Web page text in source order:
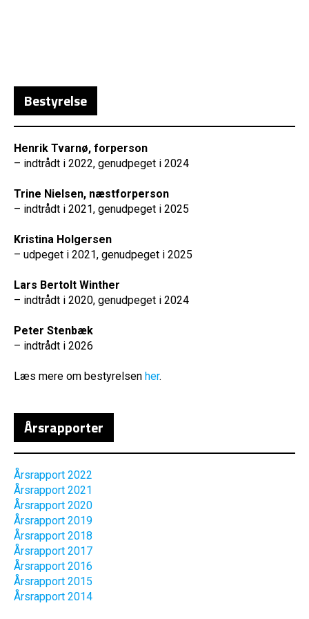
Bestyrelse
Henrik Tvarnø, forperson
– indtrådt i 2022, genudpeget i 2024
Trine Nielsen, næstforperson
– indtrådt i 2021, genudpeget i 2025
Kristina Holgersen
– udpeget i 2021, genudpeget i 2025
Lars Bertolt Winther
– indtrådt i 2020, genudpeget i 2024
Peter Stenbæk
– indtrådt i 2026
Læs mere om bestyrelsen her.
Årsrapporter
Årsrapport 2022
Årsrapport 2021
Årsrapport 2020
Årsrapport 2019
Årsrapport 2018
Årsrapport 2017
Årsrapport 2016
Årsrapport 2015
Årsrapport 2014